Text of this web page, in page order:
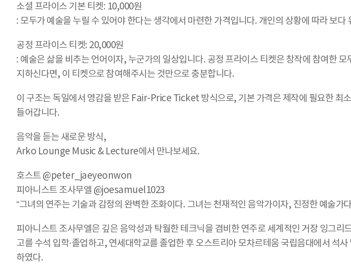
소셜 프라이스 기본 티켓: 10,000원
: 모두가 예술을 누릴 수 있어야 한다는 생각에서 마련한 가격입니다. 개인의 상황에 따라 보다
공정 프라이스 티켓: 20,000원
: 예술은 삶을 비추는 언어이자, 누군가의 일상입니다. 공정 프라이스 티켓은 창작에 참여한
지하신다면, 이 티켓으로 참여해주시는 것만으로 충분합니다.
이 구조는 독일에서 영감을 받은 Fair-Price Ticket 방식으로, 기본 가격은 제작에 필요한 최
들어갑니다.
음악을 듣는 새로운 방식,
Arko Lounge Music & Lecture에서 만나보세요.
호스트 @peter_jaeyeonwon
피아니스트 조사무엘 @joesamuel1023
“그녀의 연주는 기술과 감정의 완벽한 조화이다. 그녀는 천재적인 음악가이자, 진정한 예술
피아니스트 조사무엘은 깊은 음악성과 탁월한 테크닉을 겸비한 연주로 세계적인 거장 잉그
고를 수석 입학·졸업하고, 연세대학교를 졸업한 후 오스트리아 모차르테움 국립음대에서 석
하였다.